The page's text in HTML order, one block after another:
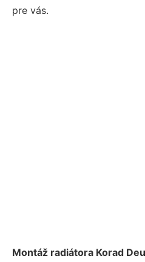
pre vás.
Montáž radiátora Korad